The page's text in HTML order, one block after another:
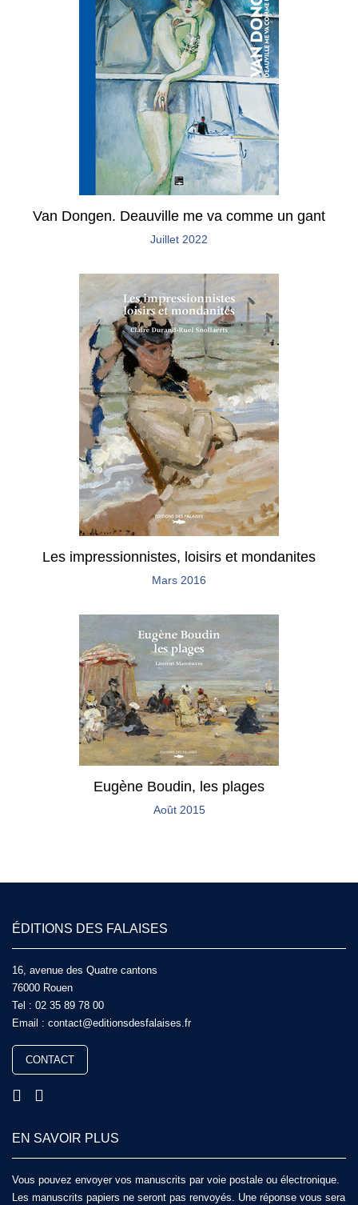
Van Dongen. Deauville me va comme un gant
Juillet 2022
Les impressionnistes, loisirs et mondanites
Mars 2016
Eugène Boudin, les plages
Août 2015
ÉDITIONS DES FALAISES
16, avenue des Quatre cantons
76000 Rouen
Tel : 02 35 89 78 00
Email : contact@editionsdesfalaises.fr
CONTACT
EN SAVOIR PLUS
Vous pouvez envoyer vos manuscrits par voie postale ou électronique.
Les manuscrits papiers ne seront pas renvoyés. Une réponse vous sera